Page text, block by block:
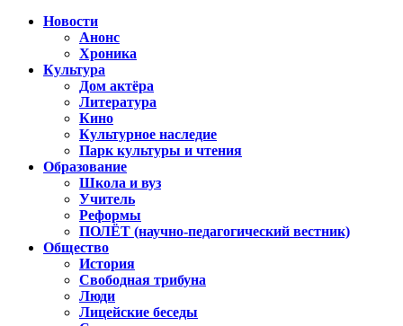
Новости
Анонс
Хроника
Культура
Дом актёра
Литература
Кино
Культурное наследие
Парк культуры и чтения
Образование
Школа и вуз
Учитель
Реформы
ПОЛЁТ (научно-педагогический вестник)
Общество
История
Свободная трибуна
Люди
Лицейские беседы